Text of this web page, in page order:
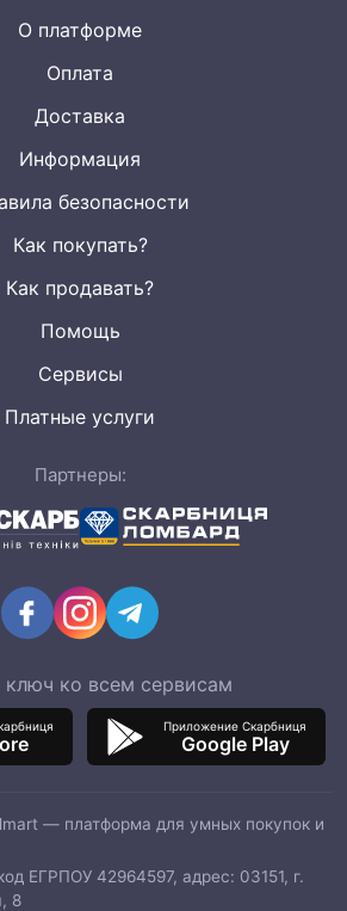
О платформе
Оплата
Доставка
Информация
безопасности
Как покупать?
Как продавать?
Помощь
Сервисы
Платные услуги
Партнеры:
ко всем сервисам
Приложение Скарбниця
Google Play
— платформа для умных покупок и
ЕГРПОУ 42964597, адрес: 03151, г.
8